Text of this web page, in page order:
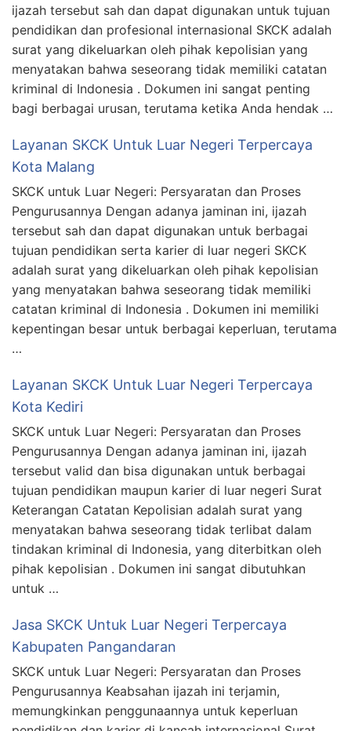
ijazah tersebut sah dan dapat digunakan untuk tujuan
pendidikan dan profesional internasional SKCK adalah
surat yang dikeluarkan oleh pihak kepolisian yang
menyatakan bahwa seseorang tidak memiliki catatan
kriminal di Indonesia . Dokumen ini sangat penting
bagi berbagai urusan, terutama ketika Anda hendak …
Layanan SKCK Untuk Luar Negeri Terpercaya
Kota Malang
SKCK untuk Luar Negeri: Persyaratan dan Proses
Pengurusannya Dengan adanya jaminan ini, ijazah
tersebut sah dan dapat digunakan untuk berbagai
tujuan pendidikan serta karier di luar negeri SKCK
adalah surat yang dikeluarkan oleh pihak kepolisian
yang menyatakan bahwa seseorang tidak memiliki
catatan kriminal di Indonesia . Dokumen ini memiliki
kepentingan besar untuk berbagai keperluan, terutama
…
Layanan SKCK Untuk Luar Negeri Terpercaya
Kota Kediri
SKCK untuk Luar Negeri: Persyaratan dan Proses
Pengurusannya Dengan adanya jaminan ini, ijazah
tersebut valid dan bisa digunakan untuk berbagai
tujuan pendidikan maupun karier di luar negeri Surat
Keterangan Catatan Kepolisian adalah surat yang
menyatakan bahwa seseorang tidak terlibat dalam
tindakan kriminal di Indonesia, yang diterbitkan oleh
pihak kepolisian . Dokumen ini sangat dibutuhkan
untuk …
Jasa SKCK Untuk Luar Negeri Terpercaya
Kabupaten Pangandaran
SKCK untuk Luar Negeri: Persyaratan dan Proses
Pengurusannya Keabsahan ijazah ini terjamin,
memungkinkan penggunaannya untuk keperluan